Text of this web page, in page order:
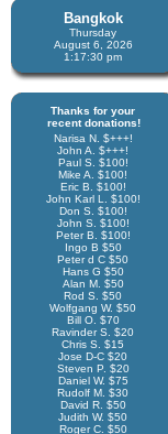
Bangkok
Thursday
August 6, 2026
1:17:30 pm
Thanks for your
recent donations!
Narisa N. $+++!
John A. $+++!
Paul S. $100!
Mike A. $100!
Eric B. $100!
John Karl L. $100!
Don S. $100!
John S. $100!
Peter B. $100!
Ingo B $50
Peter d C $50
Hans G $50
Alan M. $50
Rod S. $50
Wolfgang W. $50
Bill O. $70
Ravinder S. $20
Chris S. $15
Jose D-C $20
Steven P. $20
Daniel W. $75
Rudolf M. $30
David R. $50
Judith W. $50
Roger C. $50